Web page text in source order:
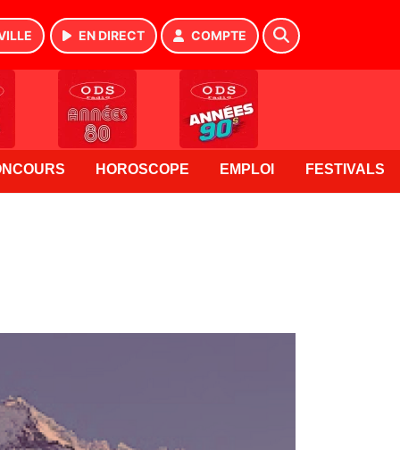
EN DIRECT COMPTE
HOROSCOPE EMPLOI FESTIVALS